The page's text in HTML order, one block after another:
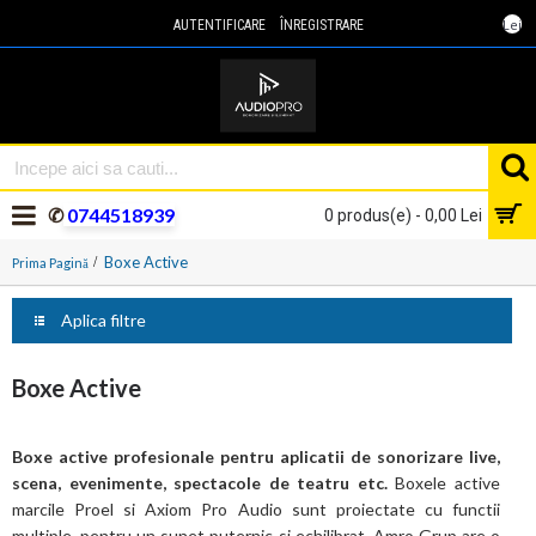
Lei
AUTENTIFICARE ÎNREGISTRARE
0 produs(e) - 0,00 Lei
✆0744518939
Prima Pagină Boxe Active
Aplica filtre
Boxe Active
Boxe active profesionale pentru aplicatii de sonorizare live,
scena, evenimente, spectacole de teatru etc.Boxele active
marcile Proel si Axiom Pro Audio sunt proiectate cu functii